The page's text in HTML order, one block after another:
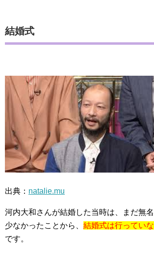
結婚式
出典： natalie.mu
河内大和さんが結婚した当時は、まだ無
少なかったことから、 結婚式は行ってい
です。